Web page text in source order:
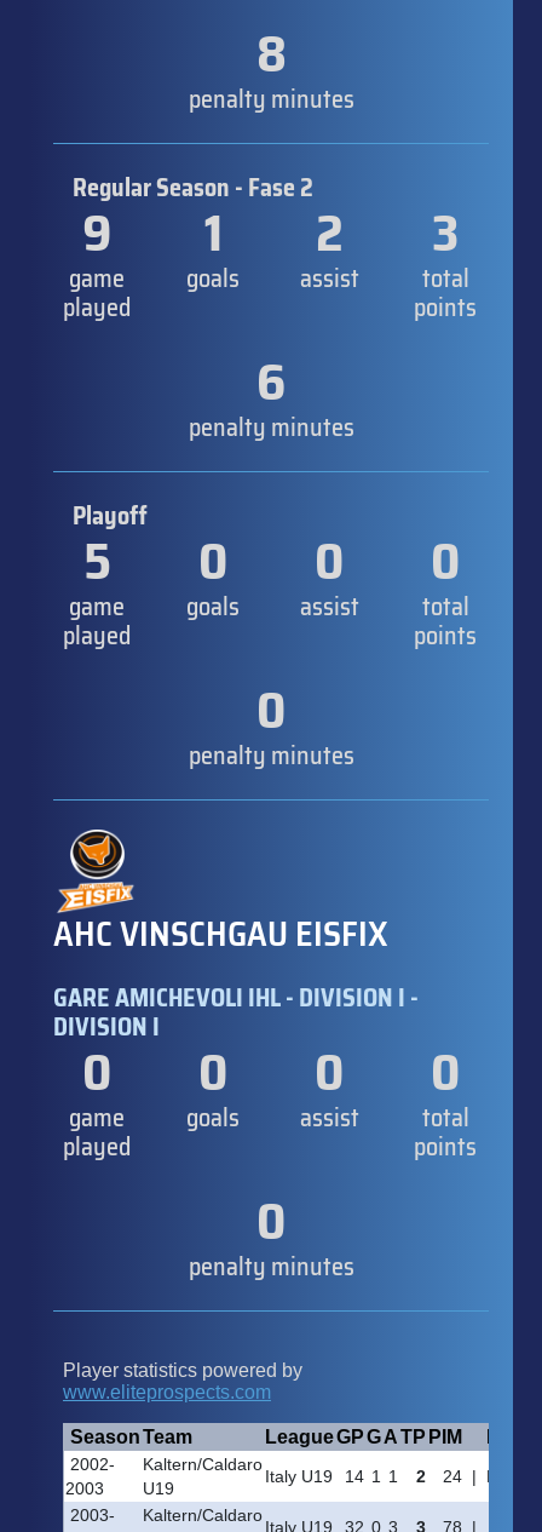
8
penalty minutes
Regular Season - Fase 2
9
game
played
1
goals
2
assist
3
total
points
6
penalty minutes
Playoff
5
game
played
0
goals
0
assist
0
total
points
0
penalty minutes
AHC VINSCHGAU EISFIX
GARE AMICHEVOLI IHL - DIVISION I -
DIVISION I
0
game
played
0
goals
0
assist
0
total
points
0
penalty minutes